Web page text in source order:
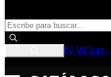
WhatsApp